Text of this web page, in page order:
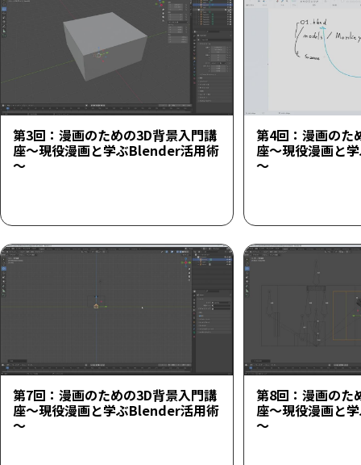
第3回：漫画のための3D背景入門講
座～現役漫画と学ぶBlender活用術
～
第4回：漫画のた
座～現役漫画と
～
第7回：漫画のための3D背景入門講
座～現役漫画と学ぶBlender活用術
～
第8回：漫画のた
座～現役漫画と
～